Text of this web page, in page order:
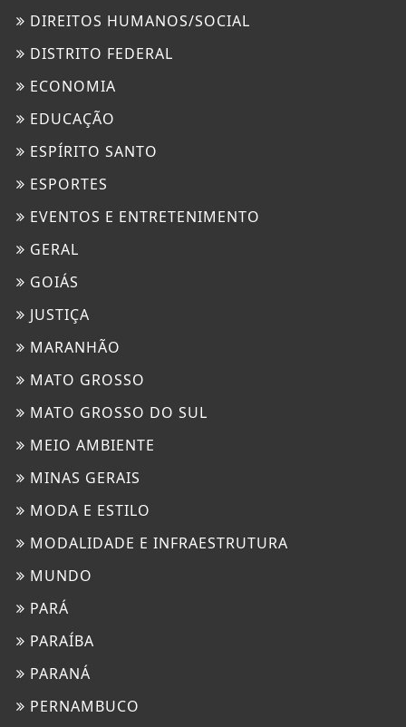
DIREITOS HUMANOS/SOCIAL
DISTRITO FEDERAL
ECONOMIA
EDUCAÇÃO
ESPÍRITO SANTO
ESPORTES
EVENTOS E ENTRETENIMENTO
GERAL
GOIÁS
JUSTIÇA
MARANHÃO
MATO GROSSO
MATO GROSSO DO SUL
MEIO AMBIENTE
MINAS GERAIS
MODA E ESTILO
MODALIDADE E INFRAESTRUTURA
MUNDO
PARÁ
PARAÍBA
PARANÁ
PERNAMBUCO